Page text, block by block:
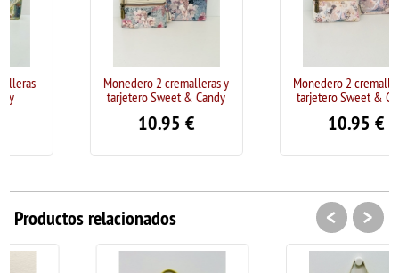
Monedero 2 cremalleras y
tarjetero Sweet & Candy
€
Monedero 2 cremalleras y
tarjetero Sweet & Candy
€
Productos relacionados < >